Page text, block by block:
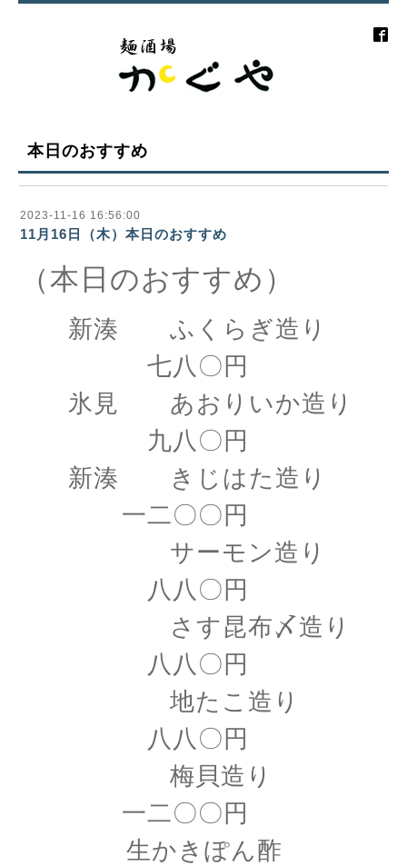
本日のおすすめ
2023-11-16 16:56:00
11月16日（木）本日のおすすめ
（本日のおすすめ）
新湊 ふくらぎ造り
七八〇円
氷見 あおりいか造り
九八〇円
新湊 きじはた造り
一二〇〇円
サーモン造り
八八〇円
さす昆布〆造り
八八〇円
地たこ造り
八八〇円
梅貝造り
一二〇〇円
生かきぽん酢